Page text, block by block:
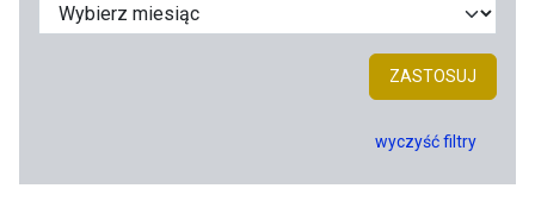
ZASTOSUJ
wyczyść filtry